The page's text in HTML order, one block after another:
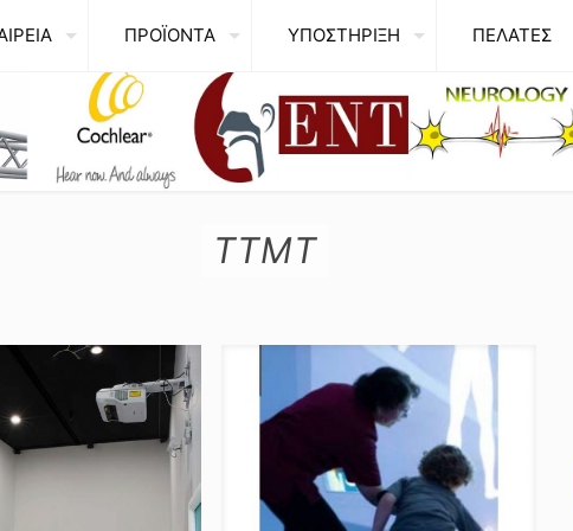
ΠΡΟΪΟΝΤΑ ΥΠΟΣΤΗΡΙΞΗ ΠΕΛΑΤΕΣ
TTMT